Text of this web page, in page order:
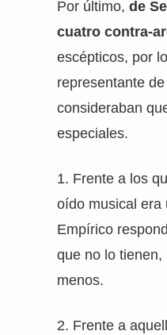
Por último,de
cuatro contra-
escépticos, por
representante
consideraban
especiales.
1. Frente a los
oído musical era
Empírico
que no lo
menos.
2. Frente a